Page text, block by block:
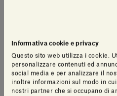
Informativa cookie e privacy
Questo sito web utilizza i cookie.
personalizzare contenuti ed
social media e per analizzare il
inoltre informazioni sul modo in
nostri partner che si occupano di